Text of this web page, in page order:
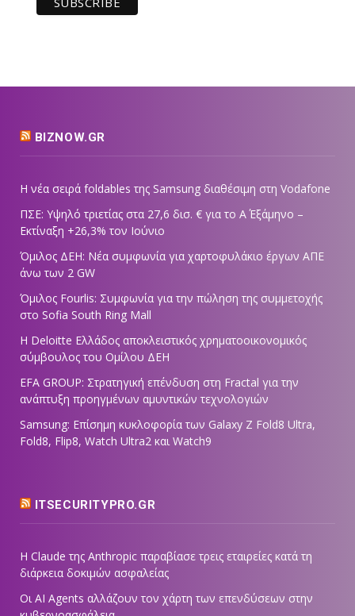
BIZNOW.GR
Η νέα σειρά foldables της Samsung διαθέσιμη στη Vodafone
ΠΣΕ: Υψηλό τριετίας στα 27,6 δισ. € για το Α΄ Εξάμηνο –
Εκτίναξη +26,3% τον Ιούνιο
Όμιλος ΔΕΗ: Νέα συμφωνία για χαρτοφυλάκιο έργων ΑΠΕ
άνω των 2 GW
Όμιλος Fourlis: Συμφωνία για την πώληση της συμμετοχής
στο Sofia South Ring Mall
Η Deloitte Ελλάδος αποκλειστικός χρηματοοικονομικός
σύμβουλος του Ομίλου ΔΕΗ
EFA GROUP: Στρατηγική επένδυση στη Fractal για την
ανάπτυξη προηγμένων αμυντικών τεχνολογιών
Samsung: Επίσημη κυκλοφορία των Galaxy Z Fold8 Ultra,
Fold8, Flip8, Watch Ultra2 και Watch9
ITSECURITYPRO.GR
Η Claude της Anthropic παραβίασε τρεις εταιρείες κατά τη
διάρκεια δοκιμών ασφαλείας
Οι AI Agents αλλάζουν τον χάρτη των επενδύσεων στην